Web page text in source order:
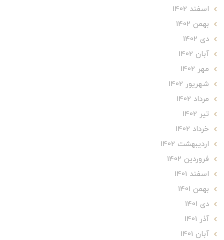
اسفند 1402
بهمن 1402
دی 1402
آبان 1402
مهر 1402
شهریور 1402
مرداد 1402
تير 1402
خرداد 1402
ارديبهشت 1402
فروردین 1402
اسفند 1401
بهمن 1401
دی 1401
آذر 1401
آبان 1401